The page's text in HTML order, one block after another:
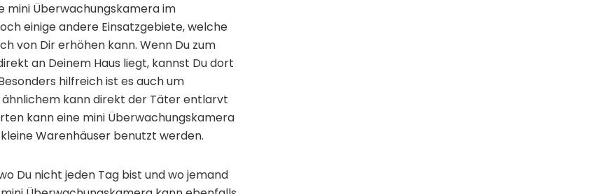
mini Überwachungskamera im
einige andere Einsatzgebiete, welche
von Dir erhöhen kann. Wenn Du zum
an Deinem Haus liegt, kannst Du dort
hilfreich ist es auch um
kann direkt der Täter entlarvt
kann eine mini Überwachungskamera
Warenhäuser benutzt werden.
Du nicht jeden Tag bist und wo jemand